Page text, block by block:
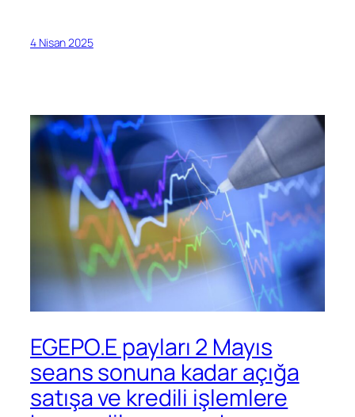
4 Nisan 2025
EGEPO.E payları 2 Mayıs
seans sonuna kadar açığa
satışa ve kredili işlemlere